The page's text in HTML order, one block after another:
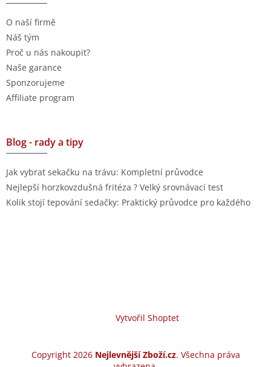
O naší firmě
Náš tým
Proč u nás nakoupit?
Naše garance
Sponzorujeme
Affiliate program
Blog - rady a tipy
Jak vybrat sekačku na trávu: Kompletní průvodce
Nejlepší horzkovzdušná fritéza ? Velký srovnávací test
Kolik stojí tepování sedačky: Praktický průvodce pro každého
Vytvořil Shoptet
Copyright 2026 Nejlevnější Zboží.cz. Všechna práva